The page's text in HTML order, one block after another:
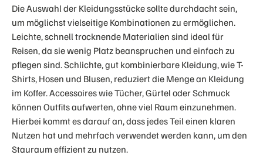
Die Auswahl der Kleidungsstücke sollte durchdacht sein,
um möglichst vielseitige Kombinationen zu ermöglichen.
Leichte, schnell trocknende Materialien sind ideal für
Reisen, da sie wenig Platz beanspruchen und einfach zu
pflegen sind. Schlichte, gut kombinierbare Kleidung, wie T-
Shirts, Hosen und Blusen, reduziert die Menge an Kleidung
im Koffer. Accessoires wie Tücher, Gürtel oder Schmuck
können Outfits aufwerten, ohne viel Raum einzunehmen.
Hierbei kommt es darauf an, dass jedes Teil einen klaren
Nutzen hat und mehrfach verwendet werden kann, um den
Stauraum effizient zu nutzen.